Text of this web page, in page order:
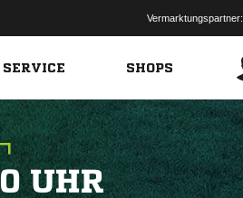
Vermarktungspartner:
SHOPS
